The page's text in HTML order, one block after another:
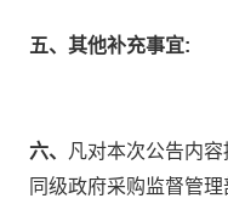
五、其他补充事宜:
六、
凡对本次公告内
同级政府采购监督管理